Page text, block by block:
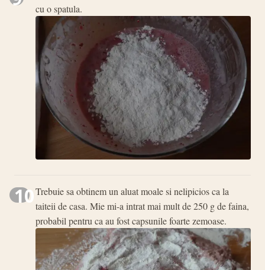
cu o spatula.
10Trebuie sa obtinem un aluat moale si nelipicios ca la
taiteii de casa. Mie mi-a intrat mai mult de 250 g de faina,
probabil pentru ca au fost capsunile foarte zemoase.